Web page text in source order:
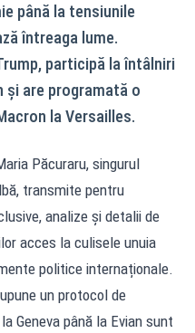
până la tensiunile
întreaga lume.
participă la întâlniri
și are programată o
la Versailles.
Păcuraru, singurul
transmite pentru
analize și detalii de
acces la culisele unuia
politice internaționale.
un protocol de
Geneva până la Evian sunt